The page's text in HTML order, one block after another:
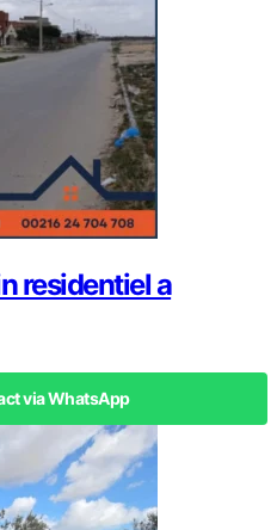
residentiel a
via WhatsApp